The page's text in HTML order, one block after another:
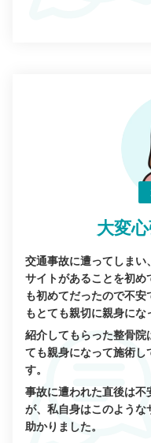
大変
交通事故に遭ってしま
サイトがあることを初
も初めてだったので不
もとても親切に親身にな
紹介してもらった整骨院
ても親身になって施術
す。
事故に遭われた直後は
が、私自身はこのような
助かりました。